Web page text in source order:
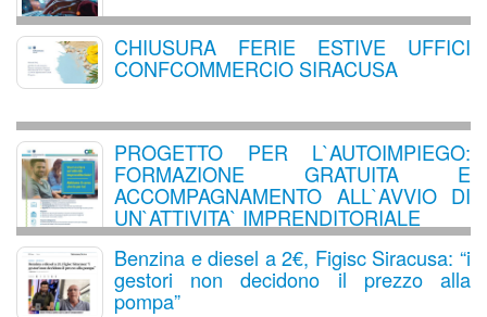
CHIUSURA FERIE ESTIVE UFFICI
CONFCOMMERCIO SIRACUSA
PROGETTO PER L`AUTOIMPIEGO:
FORMAZIONE GRATUITA E
ACCOMPAGNAMENTO ALL`AVVIO DI
UN`ATTIVITA` IMPRENDITORIALE
Benzina e diesel a 2€, Figisc Siracusa: “i
gestori non decidono il prezzo alla
pompa”